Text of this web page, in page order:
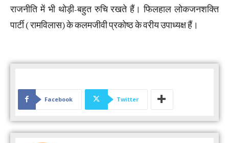
राजनीति में भी थोड़ी-बहुत रुचि रखते हैं। फिलहाल लोकजनशक्ति
पार्टी ( रामविलास) के कलमजीवी प्रकोष्ठ के वरीय उपाध्यक्ष हैं।
Facebook Twitter